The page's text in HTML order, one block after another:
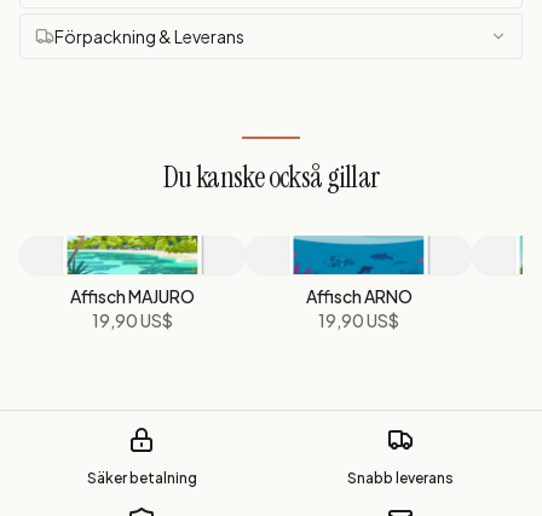
Förpackning & Leverans
Du kanske också gillar
Affisch MAJURO
19,90 US$
Affisch ARNO
19,90 US$
Säker betalning Snabb leverans